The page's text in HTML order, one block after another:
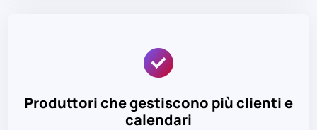
Produttori che gestiscono più clienti e
calendari